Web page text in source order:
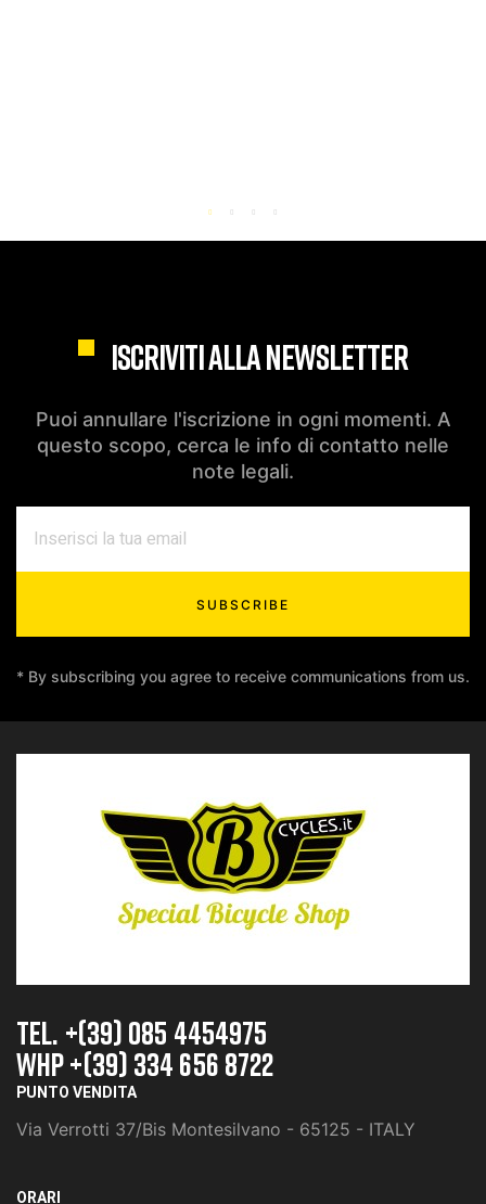
ISCRIVITI ALLA NEWSLETTER
Puoi annullare l'iscrizione in ogni momenti. A
questo scopo, cerca le info di contatto nelle
note legali.
SUBSCRIBE
* By subscribing you agree to receive communications from us.
TEL. +(39) 085 4454975
whp +(39) 334 656 8722
PUNTO VENDITA
Via Verrotti 37/Bis Montesilvano - 65125 - ITALY
ORARI